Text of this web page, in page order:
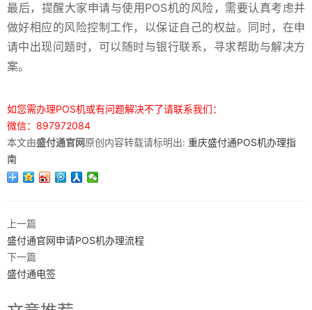
最后，提醒大家申请与使用POS机的风险，需要认真考虑并
做好相应的风险控制工作，以保证自己的权益。同时，在申
请中出现问题时，可以随时与银行联系，寻求帮助与解决方
案。
如您需办理POS机或有问题解决不了请联系我们：
微信：897972084
本文由盛付通官网原创内容转载请标明出: 重庆盛付通POS机办理指
南
上一篇
盛付通官网申请POS机办理流程
下一篇
盛付通电签